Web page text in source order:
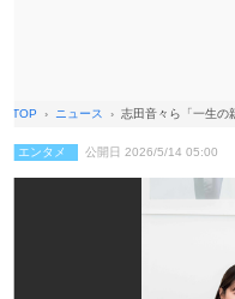
TOP ニュース 志田音々ら「一生の
エンタメ 公開日 2026/5/14 05:00